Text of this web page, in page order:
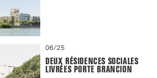
06/25
DEUX RÉSIDENCES SOCIALES
LIVRÉES PORTE BRANCION